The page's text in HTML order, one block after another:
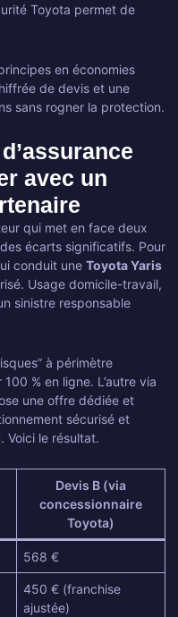
Toyota permet de
en économies
de devis et une
sans rogner la protection.
avec un
qui met en face deux
écarts significatifs. Pour
conduit une Toyota Yaris
Usage domicile-travail,
sinistre responsable
à périmètre
% en ligne. L’autre via
une offre dédiée et
sécurisé et
Voici le résultat.
Devis B (via
concessionnaire
Toyota)
568 €
450 € (franchise
ajustée)